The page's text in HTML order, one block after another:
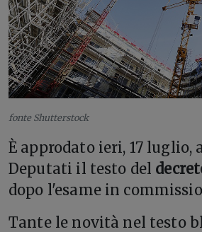
fonte Shutterstock
È approdato ieri, 17 luglio,
Deputati il testo del
dopo l'esame in
Tante le novità nel testo